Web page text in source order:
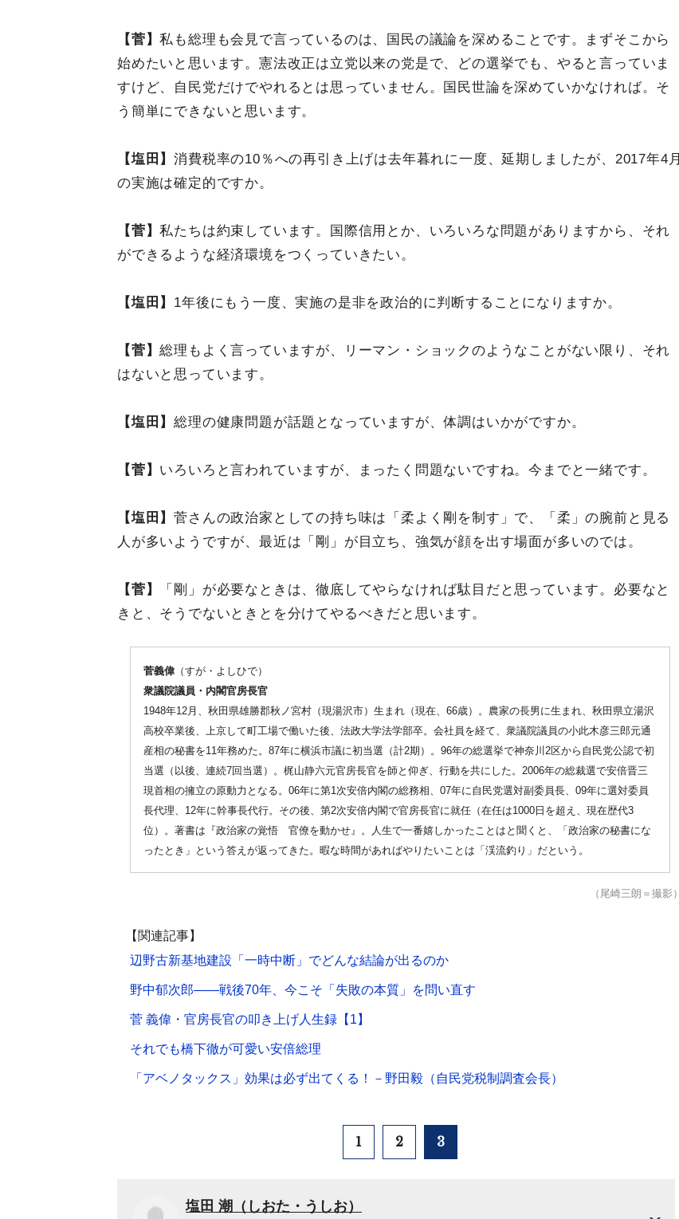
【菅】私も総理も会見で言っているのは、国民の議論を深めることです。まずそこから
始めたいと思います。憲法改正は立党以来の党是で、どの選挙でも、やると言っていま
すけど、自民党だけでやれるとは思っていません。国民世論を深めていかなければ。そ
う簡単にできないと思います。
【塩田】消費税率の10％への再引き上げは去年暮れに一度、延期しましたが、2017年4月
の実施は確定的ですか。
【菅】私たちは約束しています。国際信用とか、いろいろな問題がありますから、それ
ができるような経済環境をつくっていきたい。
【塩田】 1年後にもう一度、実施の是非を政治的に判断することになりますか。
【菅】総理もよく言っていますが、リーマン・ショックのようなことがない限り、それ
はないと思っています。
【塩田】総理の健康問題が話題となっていますが、体調はいかがですか。
【菅】 いろいろと言われていますが、まったく問題ないですね。今までと一緒です。
【塩田】菅さんの政治家としての持ち味は「柔よく剛を制す」で、「柔」の腕前と見る
人が多いようですが、最近は「剛」が目立ち、強気が顔を出す場面が多いのでは。
【菅】
「剛」が必要なときは、徹底してやらなければ駄目だと思っています。必要なと
きと、そうでないときとを分けてやるべきだと思います。
菅義偉 （すが・よしひで）
衆議院議員・内閣官房長官
1948年12月、秋田県雄勝郡秋ノ宮村（現湯沢市）生まれ（現在、66歳）。農家の長男に生まれ、秋田県立湯沢
高校卒業後、上京して町工場で働いた後、法政大学法学部卒。会社員を経て、衆議院議員の小此木彦三郎元通
産相の秘書を11年務めた。87年に横浜市議に初当選（計2期）。96年の総選挙で神奈川2区から自民党公認で初
当選（以後、連続7回当選）。梶山静六元官房長官を師と仰ぎ、行動を共にした。2006年の総裁選で安倍晋三
現首相の擁立の原動力となる。06年に第1次安倍内閣の総務相、07年に自民党選対副委員長、09年に選対委員
長代理、12年に幹事長代行。その後、第2次安倍内閣で官房長官に就任（在任は1000日を超え、現在歴代3
位）。著書は『政治家の覚悟 官僚を動かせ』。人生で一番嬉しかったことはと聞くと、「政治家の秘書にな
ったとき」という答えが返ってきた。暇な時間があればやりたいことは「渓流釣り」だという。
（尾崎三朗＝撮影）
【関連記事】
辺野古新基地建設「一時中断」でどんな結論が出るのか
野中郁次郎――戦後70年、今こそ「失敗の本質」を問い直す
菅 義偉・官房長官の叩き上げ人生録【1】
それでも橋下徹が可愛い安倍総理
「アベノタックス」効果は必ず出てくる！－野田毅（自民党税制調査会長）
1 2 3
塩田 潮（しおた・うしお）